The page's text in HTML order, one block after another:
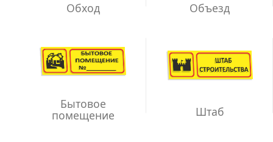
Обход Объезд
Бытовое
помещение Штаб